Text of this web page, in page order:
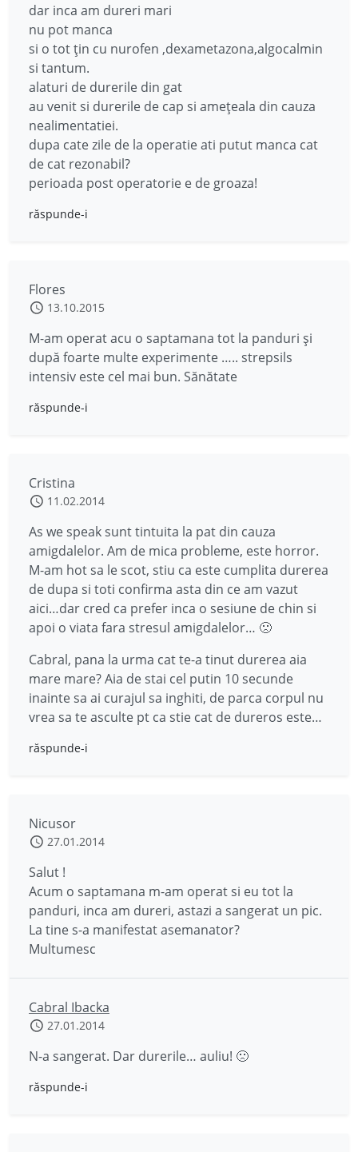
dar inca am dureri mari
nu pot manca
si o tot țin cu nurofen ,dexametazona,algocalmin
si tantum.
alaturi de durerile din gat
au venit si durerile de cap si amețeala din cauza
nealimentatiei.
dupa cate zile de la operatie ati putut manca cat
de cat rezonabil?
perioada post operatorie e de groaza!
răspunde-i
Flores
13.10.2015
M-am operat acu o saptamana tot la panduri și
după foarte multe experimente ….. strepsils
intensiv este cel mai bun. Sănătate
răspunde-i
Cristina
11.02.2014
As we speak sunt tintuita la pat din cauza
amigdalelor. Am de mica probleme, este horror.
M-am hot sa le scot, stiu ca este cumplita durerea
de dupa si toti confirma asta din ce am vazut
aici…dar cred ca prefer inca o sesiune de chin si
apoi o viata fara stresul amigdalelor… 🙁
Cabral, pana la urma cat te-a tinut durerea aia
mare mare? Aia de stai cel putin 10 secunde
inainte sa ai curajul sa inghiti, de parca corpul nu
vrea sa te asculte pt ca stie cat de dureros este…
răspunde-i
Nicusor
27.01.2014
Salut !
Acum o saptamana m-am operat si eu tot la
panduri, inca am dureri, astazi a sangerat un pic.
La tine s-a manifestat asemanator?
Multumesc
Cabral Ibacka
27.01.2014
N-a sangerat. Dar durerile… auliu! 🙁
răspunde-i